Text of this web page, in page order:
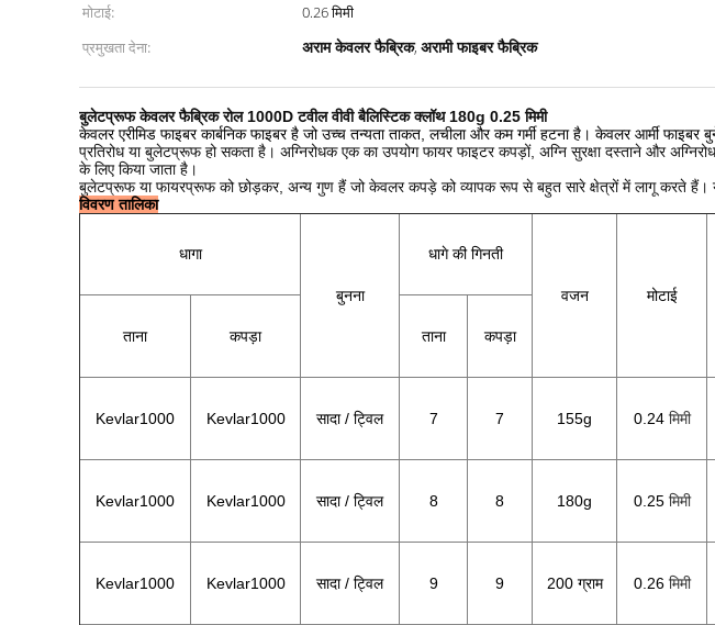
मोटाई:
0.26 मिमी
प्रमुखता देना:
अराम केवलर फैब्रिक, अरामी फाइबर फैब्रिक
बुलेटप्रूफ केवलर फैब्रिक रोल 1000D टवील वीवी बैलिस्टिक क्लॉथ 180g 0.25 मिमी
केवलर एरीमिड फाइबर कार्बनिक फाइबर है जो उच्च तन्यता ताकत, लचीला और कम गर्मी हटना है। केवलर आर्मी फाइबर
प्रतिरोध या बुलेटप्रूफ हो सकता है। अग्निरोधक एक का उपयोग फायर फाइटर कपड़ों, अग्नि सुरक्षा दस्ताने और
के लिए किया जाता है।
बुलेटप्रूफ या फायरप्रूफ को छोड़कर, अन्य गुण हैं जो केवलर कपड़े को व्यापक रूप से बहुत सारे क्षेत्रों में लागू करते हैं।
विवरण तालिका
धागा
बुनना
धागे की गिनती
वजन मोटाई
ताना कपड़ा ताना कपड़ा
Kevlar1000 Kevlar1000 सादा / ट्विल 7 7 155g 0.24मिमी
Kevlar1000 Kevlar1000 सादा / ट्विल 8 8 180g 0.25मिमी
Kevlar1000 Kevlar1000 सादा / ट्विल 9 9 200 ग्राम 0.26मिमी